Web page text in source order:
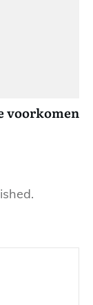
voorkomen